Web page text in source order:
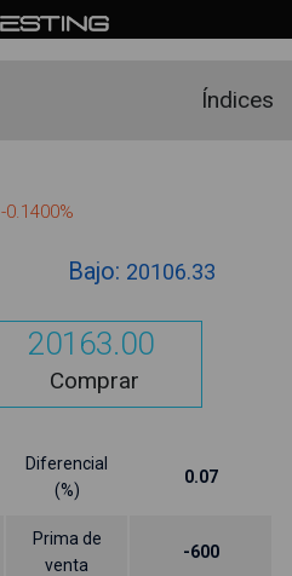
Índices
-0.1400%
Bajo: 20106.33
20163.00
Comprar
Diferencial
(%)
0.07
Prima de
venta
-600